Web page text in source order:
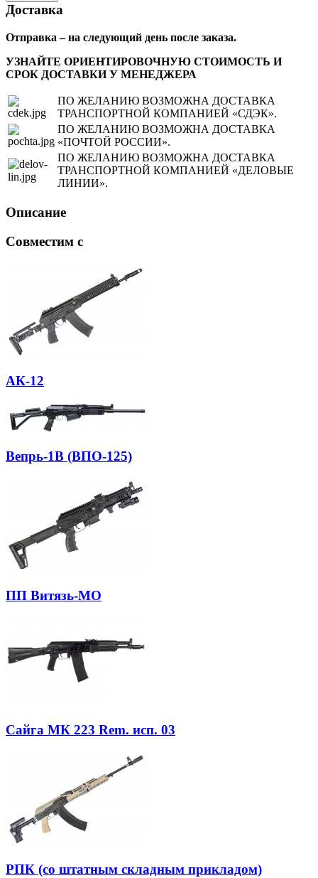
Доставка
Отправка – на следующий день после заказа.
УЗНАЙТЕ ОРИЕНТИРОВОЧНУЮ СТОИМОСТЬ И
СРОК ДОСТАВКИ У МЕНЕДЖЕРА
ПО ЖЕЛАНИЮ ВОЗМОЖНА ДОСТАВКА
ТРАНСПОРТНОЙ КОМПАНИЕЙ «СДЭК».
ПО ЖЕЛАНИЮ ВОЗМОЖНА ДОСТАВКА
«ПОЧТОЙ РОССИИ».
ПО ЖЕЛАНИЮ ВОЗМОЖНА ДОСТАВКА
ТРАНСПОРТНОЙ КОМПАНИЕЙ «ДЕЛОВЫЕ
ЛИНИИ».
Описание
Совместим с
АК-12
Вепрь-1В (ВПО-125)
ПП Витязь-МО
Сайга МК 223 Rem. исп. 03
РПК (со штатным складным прикладом)